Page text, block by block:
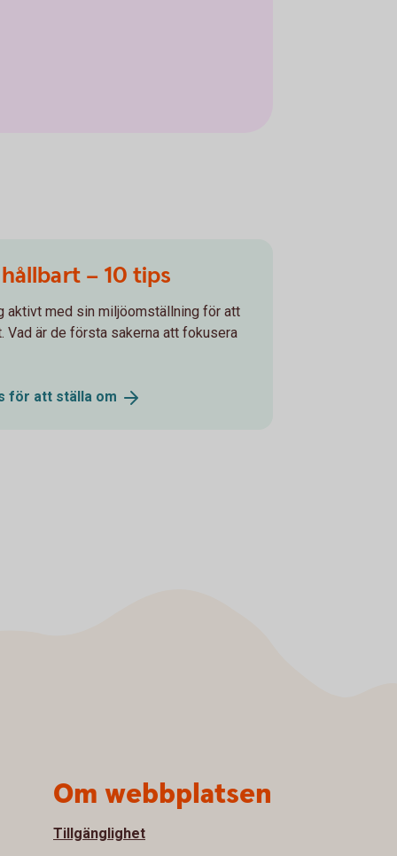
– 10 tips
aktivt med sin miljöomställning för att
Vad är de första sakerna att fokusera
för att ställa om
Om webbplatsen
Tillgänglighet